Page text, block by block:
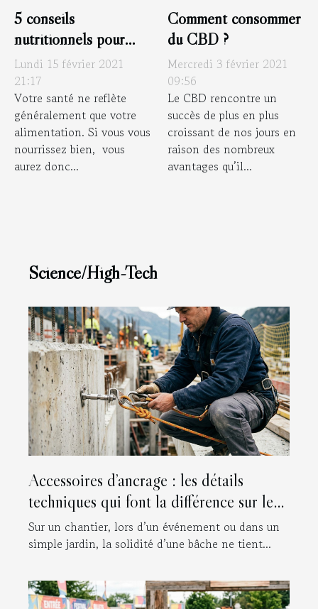
5 conseils
nutritionnels pour
améliorer sa vue
Lundi 15 février 2021
21:17
Votre santé ne reflète
généralement que votre
alimentation. Si vous vous
nourrissez bien, vous
aurez donc...
Comment consommer
du CBD ?
Mercredi 3 février 2021
09:56
Le CBD rencontre un
succès de plus en plus
croissant de nos jours en
raison des nombreux
avantages qu’il...
Science/High-Tech
Accessoires d’ancrage : les détails
techniques qui font la différence sur le
terrain
Sur un chantier, lors d’un événement ou dans un
simple jardin, la solidité d’une bâche ne tient...